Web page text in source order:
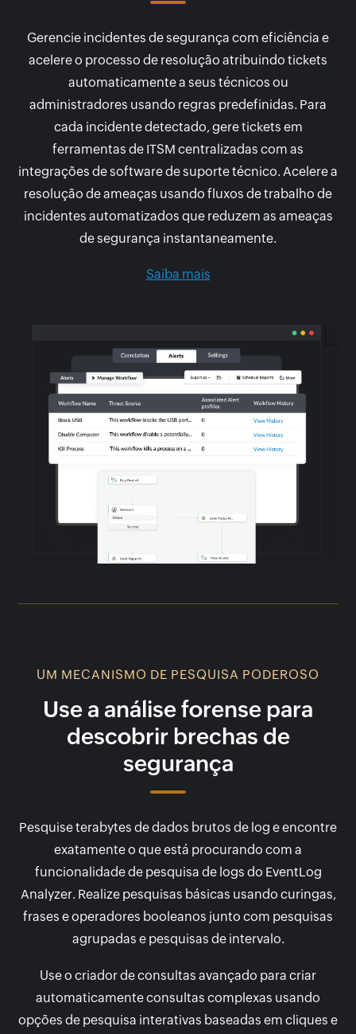
Gerencie incidentes de segurança com eficiência e
acelere o processo de resolução atribuindo tickets
automaticamente a seus técnicos ou
administradores usando regras predefinidas. Para
cada incidente detectado, gere tickets em
ferramentas de ITSM centralizadas com as
integrações de software de suporte técnico. Acelere a
resolução de ameaças usando fluxos de trabalho de
incidentes automatizados que reduzem as ameaças
de segurança instantaneamente.
Saiba mais
UM MECANISMO DE PESQUISA PODEROSO
Use a análise forense para
descobrir brechas de
segurança
Pesquise terabytes de dados brutos de log e encontre
exatamente o que está procurando com a
funcionalidade de pesquisa de logs do EventLog
Analyzer. Realize pesquisas básicas usando curingas,
frases e operadores booleanos junto com pesquisas
agrupadas e pesquisas de intervalo.
Use o criador de consultas avançado para criar
automaticamente consultas complexas usando
opções de pesquisa interativas baseadas em cliques e